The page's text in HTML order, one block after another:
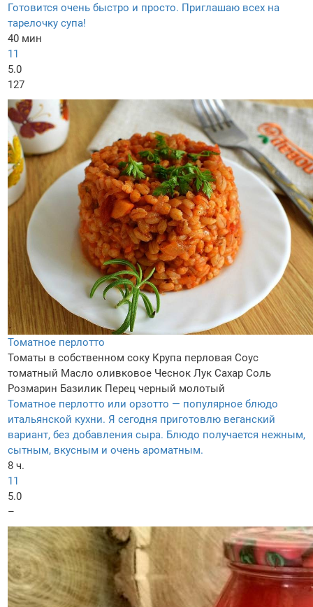
Готовится очень быстро и просто. Приглашаю всех на
тарелочку супа!
40 мин
11
5.0
127
Томатное перлотто
Томаты в собственном соку Крупа перловая Соус
томатный Масло оливковое Чеснок Лук Сахар Соль
Розмарин Базилик Перец черный молотый
Томатное перлотто или орзотто — популярное блюдо
итальянской кухни. Я сегодня приготовлю веганский
вариант, без добавления сыра. Блюдо получается нежным,
сытным, вкусным и очень ароматным.
8 ч.
11
5.0
–